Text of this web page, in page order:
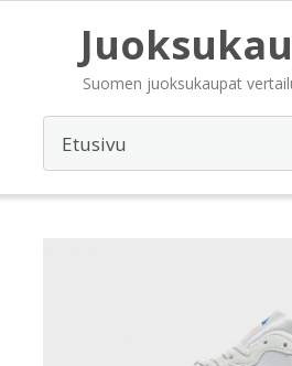
Suomen juoksukaupat